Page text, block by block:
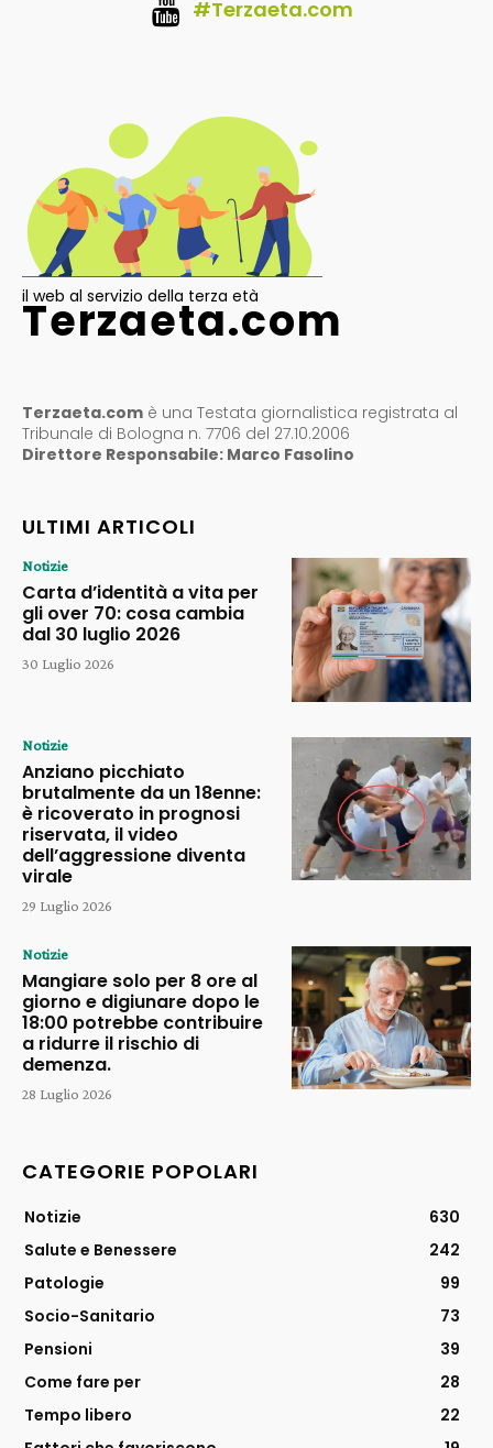
#Terzaeta.com
il web al servizio della terza età
Terzaeta.com
Terzaeta.com è una Testata giornalistica registrata al
Tribunale di Bologna n. 7706 del 27.10.2006
Direttore Responsabile: Marco Fasolino
ULTIMI ARTICOLI
Notizie
Carta d’identità a vita per
gli over 70: cosa cambia
dal 30 luglio 2026
30 Luglio 2026
Notizie
Anziano picchiato
brutalmente da un 18enne:
è ricoverato in prognosi
riservata, il video
dell’aggressione diventa
virale
29 Luglio 2026
Notizie
Mangiare solo per 8 ore al
giorno e digiunare dopo le
18:00 potrebbe contribuire
a ridurre il rischio di
demenza.
28 Luglio 2026
CATEGORIE POPOLARI
Notizie
630
Salute e Benessere
242
Patologie
99
Socio-Sanitario
73
Pensioni
39
Come fare per
28
Tempo libero
22